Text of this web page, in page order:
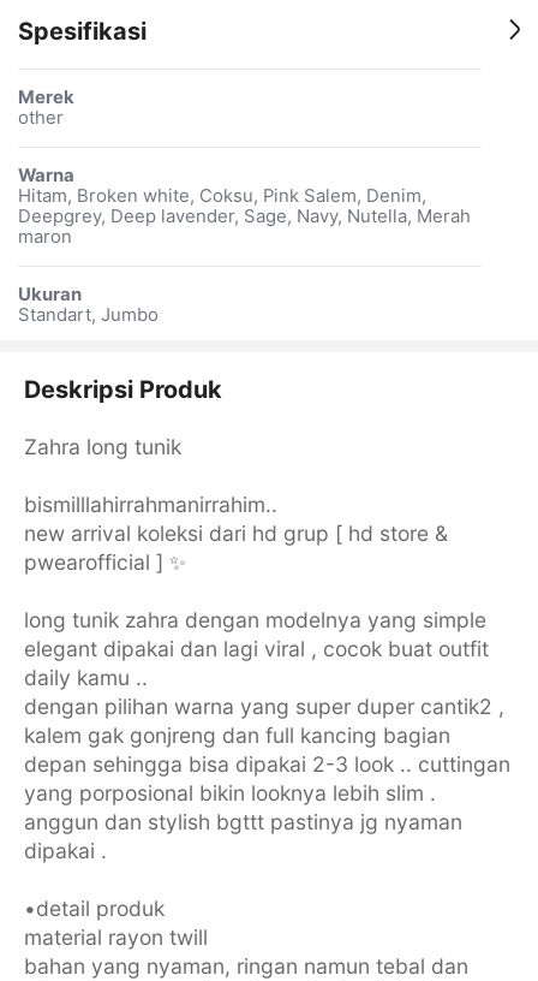
Spesifikasi
Merek
other
Warna
Hitam, Broken white, Coksu, Pink Salem, Denim,
Deepgrey, Deep lavender, Sage, Navy, Nutella, Merah
maron
Ukuran
Standart, Jumbo
Deskripsi Produk
Zahra long tunik
bismilllahirrahmanirrahim..
new arrival koleksi dari hd grup [ hd store &
pwearofficial ] ✨
long tunik zahra dengan modelnya yang simple
elegant dipakai dan lagi viral , cocok buat outfit
daily kamu ..
dengan pilihan warna yang super duper cantik2 ,
kalem gak gonjreng dan full kancing bagian
depan sehingga bisa dipakai 2-3 look .. cuttingan
yang porposional bikin looknya lebih slim .
anggun dan stylish bgttt pastinya jg nyaman
dipakai .
•detail produk
material rayon twill
bahan yang nyaman, ringan namun tebal dan